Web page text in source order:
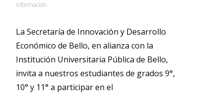
informacion
La Secretaría de Innovación y Desarrollo
Económico de Bello, en alianza con la
Institución Universitaria Pública de Bello,
invita a nuestros estudiantes de grados 9°,
10° y 11° a participar en el